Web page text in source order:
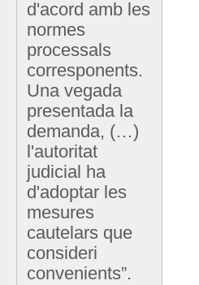
d'acord amb les
normes
processals
corresponents.
Una vegada
presentada la
demanda, (…)
l'autoritat
judicial ha
d'adoptar les
mesures
cautelars que
consideri
convenients”.